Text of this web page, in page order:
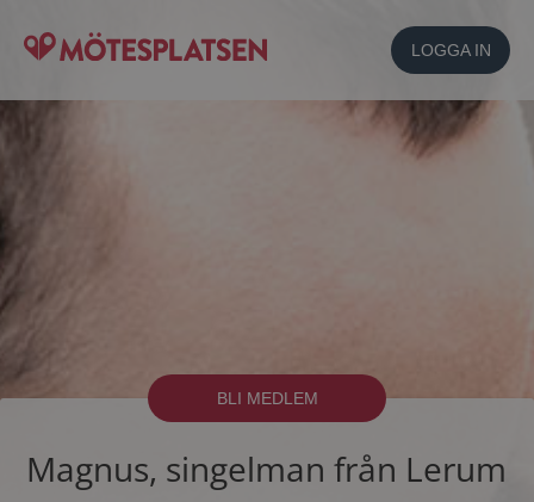
LOGGA IN
BLI MEDLEM
Magnus, singelman från Lerum